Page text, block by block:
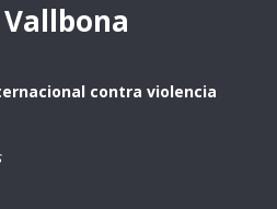
contra violencia